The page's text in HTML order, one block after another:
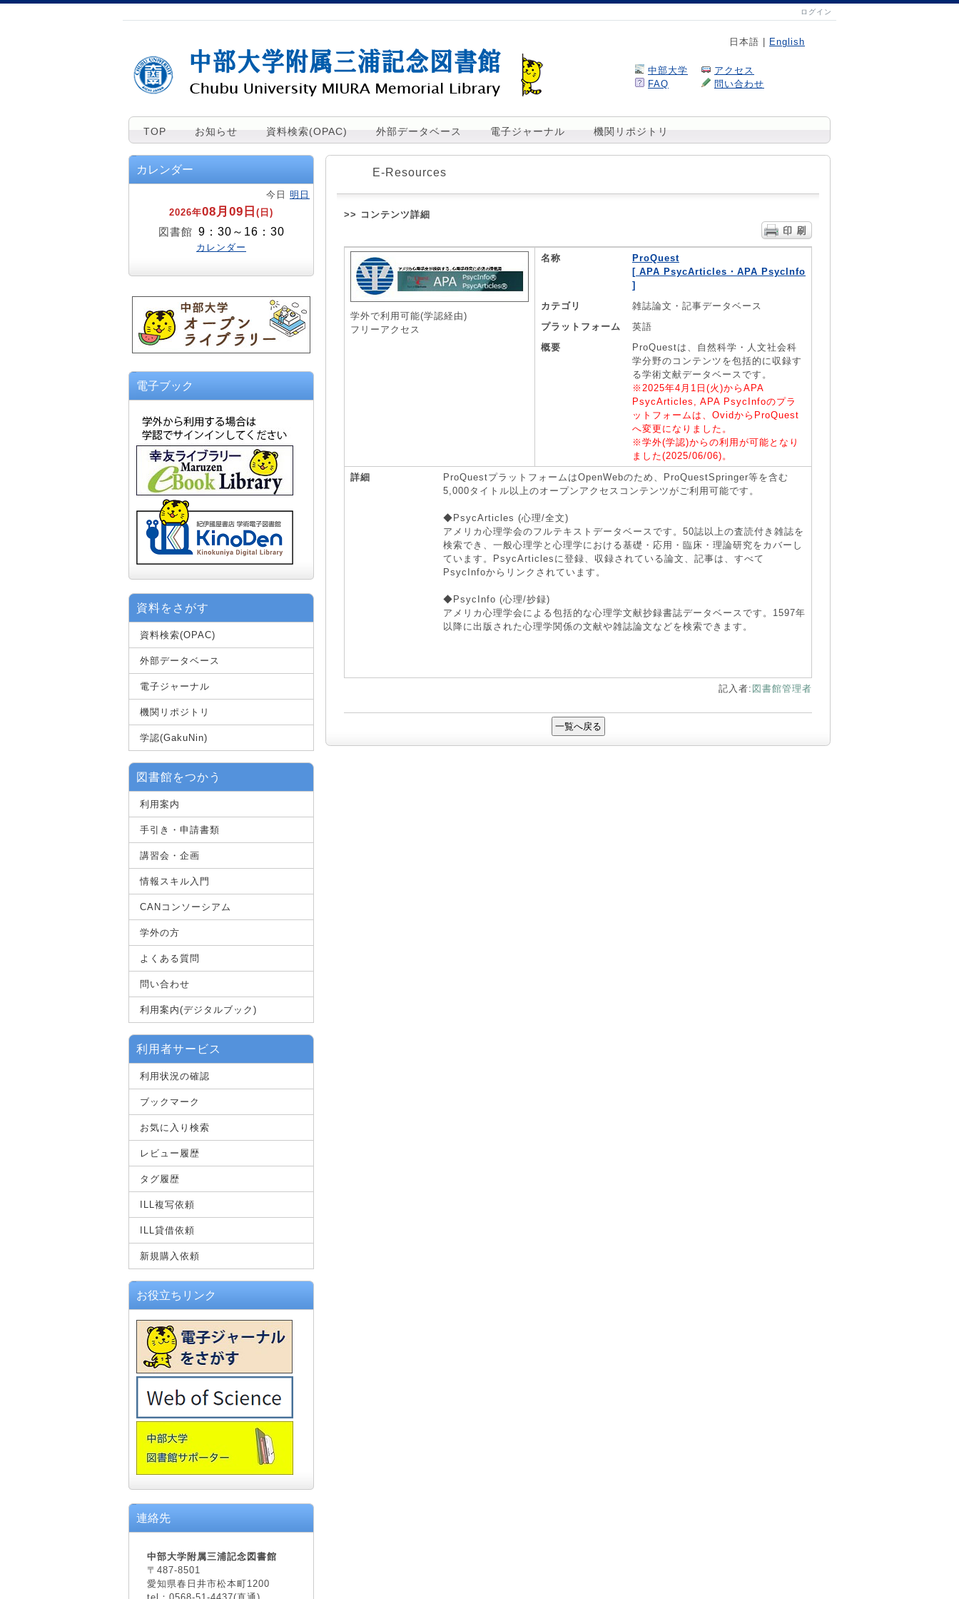
ログイン
日本語 | English
中部大学
アクセス
FAQ
問い合わせ
TOP お知らせ 資料検索(OPAC) 外部データベース 電子ジャーナル 機関リポジトリ
カレンダー
今日 明日
2026年08月09日 (日)
図書館 9：30～16：30
カレンダー
電子ブック
資料をさがす
資料検索(OPAC)
外部データベース
電子ジャーナル
機関リポジトリ
学認(GakuNin)
図書館をつかう
利用案内
手引き・申請書類
講習会・企画
情報スキル入門
CANコンソーシアム
学外の方
よくある質問
問い合わせ
利用案内(デジタルブック)
利用者サービス
利用状況の確認
ブックマーク
お気に入り検索
レビュー履歴
タグ履歴
ILL複写依頼
ILL貸借依頼
新規購入依頼
お役立ちリンク
連絡先
中部大学附属三浦記念図書館
〒487-8501
愛知県春日井市松本町1200
E-Resources
>> コンテンツ詳細
学外で利用可能(学認経由)
フリーアクセス
名称
ProQuest
[ APA PsycArticles・APA PsycInfo
]
カテゴリ
雑誌論文・記事データベース
プラットフォーム
英語
概要
ProQuestは、自然科学・人文社会科
学分野のコンテンツを包括的に収録す
る学術文献データベースです。
※2025年4月1日(火)からAPA
PsycArticles, APA PsycInfoのプラ
ットフォームは、OvidからProQuest
へ変更になりました。
※学外(学認)からの利用が可能となり
ました(2025/06/06)。
詳細
ProQuestプラットフォームはOpenWebのため、ProQuestSpringer等を含む
5,000タイトル以上のオープンアクセスコンテンツがご利用可能です。
◆PsycArticles (心理/全文)
アメリカ心理学会のフルテキストデータベースです。50誌以上の査読付き雑誌を
検索でき、一般心理学と心理学における基礎・応用・臨床・理論研究をカバーし
ています。
PsycArticles に登録、収録されている論文、記事は、すべて
PsycInfoからリンクされています。
◆PsycInfo (心理/抄録)
アメリカ心理学会による包括的な心理学文献抄録書誌データベースです。1597年
以降に出版された心理学関係の文献や雑誌論文などを検索できます。
記入者: 図書館管理者